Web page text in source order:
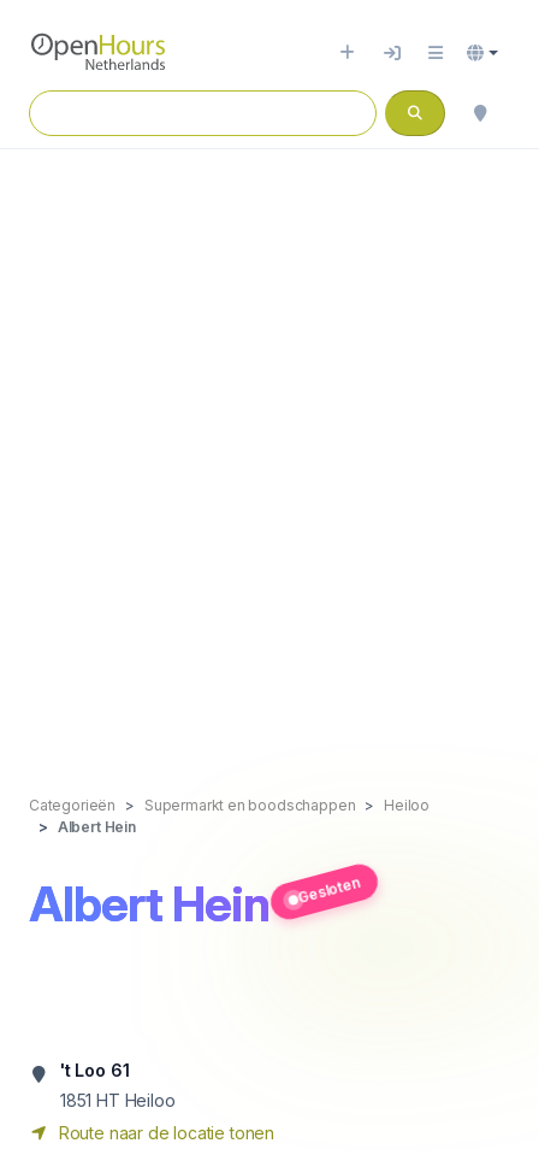
Categorieën Supermarkt en boodschappen
Heiloo
Albert Hein
Albert Hein Gesloten
't Loo 61
1851 HT Heiloo
Route naar de locatie tonen